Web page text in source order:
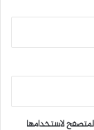
لاستخدامها